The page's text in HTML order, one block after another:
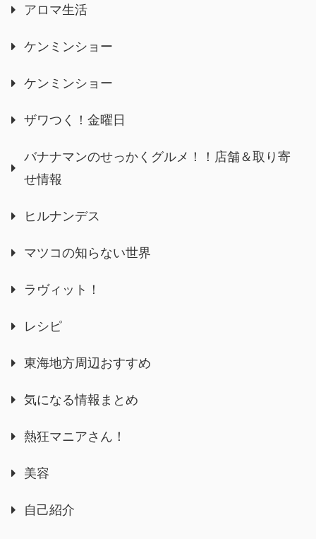
アロマ生活
ケンミンショー
ケンミンショー
ザワつく！金曜日
バナナマンのせっかくグルメ！！店舗＆取り寄
せ情報
ヒルナンデス
マツコの知らない世界
ラヴィット！
レシピ
東海地方周辺おすすめ
気になる情報まとめ
熱狂マニアさん！
美容
自己紹介